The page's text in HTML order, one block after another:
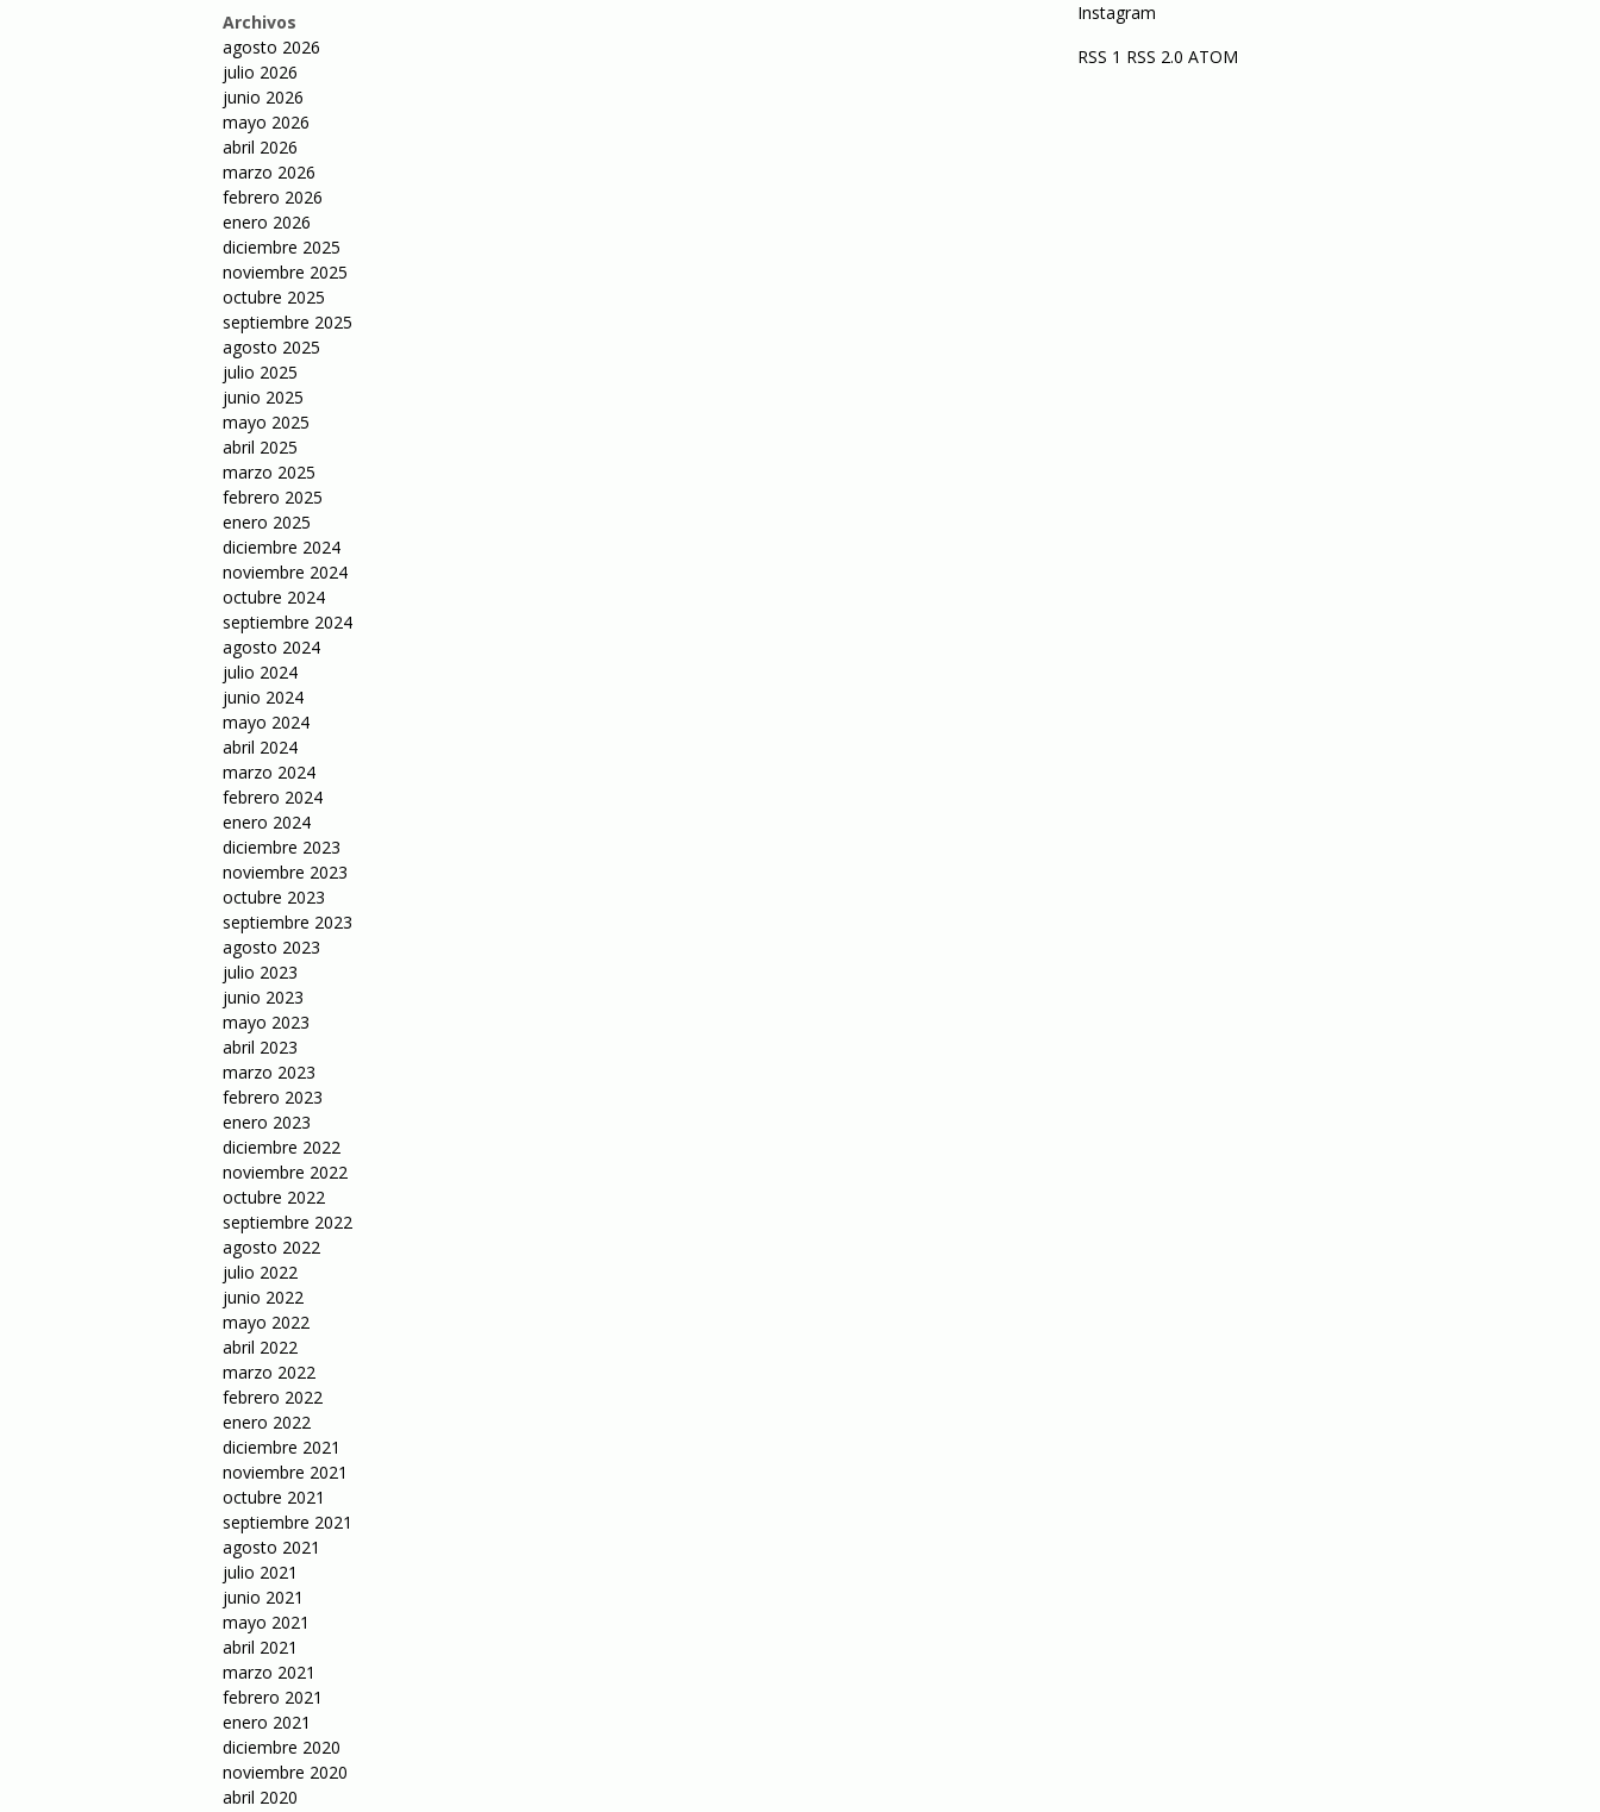
Archivos
agosto 2026
julio 2026
junio 2026
mayo 2026
abril 2026
marzo 2026
febrero 2026
enero 2026
diciembre 2025
noviembre 2025
octubre 2025
septiembre 2025
agosto 2025
julio 2025
junio 2025
mayo 2025
abril 2025
marzo 2025
febrero 2025
enero 2025
diciembre 2024
noviembre 2024
octubre 2024
septiembre 2024
agosto 2024
julio 2024
junio 2024
mayo 2024
abril 2024
marzo 2024
febrero 2024
enero 2024
diciembre 2023
noviembre 2023
octubre 2023
septiembre 2023
agosto 2023
julio 2023
junio 2023
mayo 2023
abril 2023
marzo 2023
febrero 2023
enero 2023
diciembre 2022
noviembre 2022
octubre 2022
septiembre 2022
agosto 2022
julio 2022
junio 2022
mayo 2022
abril 2022
marzo 2022
febrero 2022
enero 2022
diciembre 2021
noviembre 2021
octubre 2021
septiembre 2021
agosto 2021
julio 2021
junio 2021
mayo 2021
abril 2021
marzo 2021
febrero 2021
enero 2021
diciembre 2020
noviembre 2020
abril 2020
Instagram
RSS 1 RSS 2.0 ATOM